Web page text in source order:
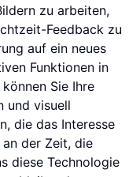
zu arbeiten,
Feedback zu
auf ein neues
Funktionen in
Sie Ihre
und visuell
die das Interesse
der Zeit, die
diese Technologie